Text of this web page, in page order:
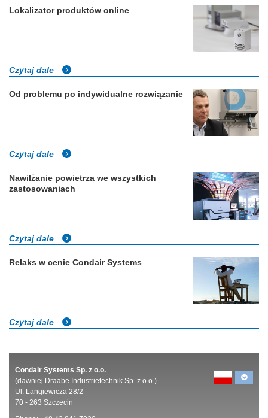
Lokalizator produktów online
Czytaj dale
Od problemu po indywidualne rozwiązanie
Czytaj dale
Nawilżanie powietrza we wszystkich
zastosowaniach
Czytaj dale
Relaks w cenie Condair Systems
Czytaj dale
Condair Systems Sp. z o.o.
(dawniej Draabe Industrietechnik Sp. z o.o.)
Ul. Langiewicza 28/2
70 - 263 Szczecin